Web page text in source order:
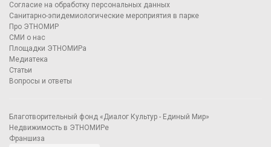
Согласие на обработку персональных данных
Санитарно-эпидемиологические мероприятия в парке
Про ЭТНОМИР
СМИ о нас
Площадки ЭТНОМИРа
Медиатека
Статьи
Вопросы и ответы
Благотворительный фонд «Диалог Культур - Единый Мир»
Недвижимость в ЭТНОМИРе
Франшиза